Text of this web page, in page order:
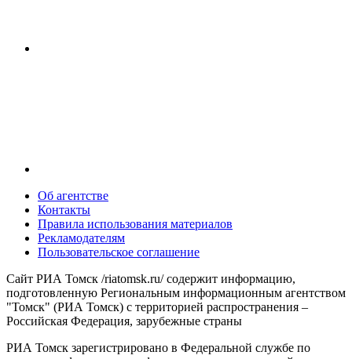
Об агентстве
Контакты
Правила использования материалов
Рекламодателям
Пользовательское соглашение
Сайт РИА Томск /riatomsk.ru/ содержит информацию,
подготовленную Региональным информационным агентством
"Томск" (РИА Томск) с территорией распространения –
Российская Федерация, зарубежные страны
РИА Томск зарегистрировано в Федеральной службе по